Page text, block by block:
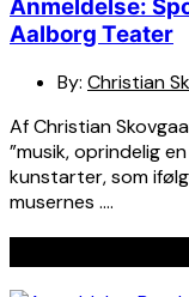
Anmeldelse:
Aalborg Teater
By: Christian
Af Christian
”musik, oprindelig
kunstarter, som
musernes ….